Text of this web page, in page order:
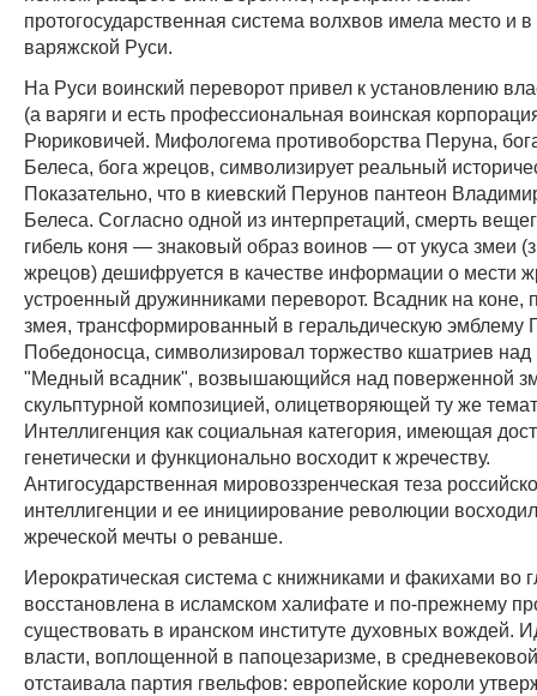
протогосударственная система волхвов имела место и
варяжской Руси.
На Руси воинский переворот привел к установлению
(а варяги и есть профессиональная воинская
Рюриковичей. Мифологема противоборства Перуна,
Белеса, бога жрецов, символизирует реальный
Показательно, что в киевский Перунов пантеон
Белеса. Согласно одной из интерпретаций, смерть
гибель коня — знаковый образ воинов — от укуса змеи
жрецов) дешифруется в качестве информации о мести
устроенный дружинниками переворот. Всадник на коне,
змея, трансформированный в геральдическую эмблему
Победоносца, символизировал торжество кшатриев
"Медный всадник", возвышающийся над поверженной
скульптурной композицией, олицетворяющей ту же
Интеллигенция как социальная категория, имеющая
генетически и функционально восходит к жречеству.
Антигосударственная мировоззренческая теза
интеллигенции и ее инициирование революции
жреческой мечты о реванше.
Иерократическая система с книжниками и факихами во
восстановлена в исламском халифате и по-прежнему
существовать в иранском институте духовных вождей.
власти, воплощенной в папоцезаризме, в
отстаивала партия гвельфов: европейские короли